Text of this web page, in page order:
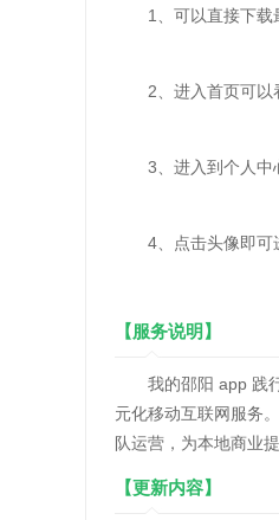
1、可以直接下载最
2、进入首页可以看
3、进入到个人中心
4、点击头像即可进
【服务说明】
我的邵阳 app 践行“
元化移动互联网服务
队运营，为本地商业
【更新内容】